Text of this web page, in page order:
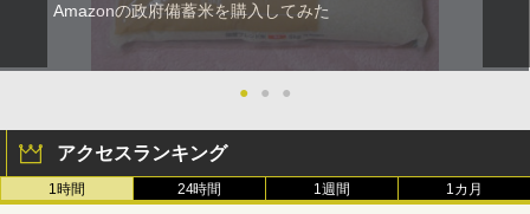
Amazonの政府備蓄米を購入してみた
● ● ●
アクセスランキング
1時間 24時間 1週間 1カ月